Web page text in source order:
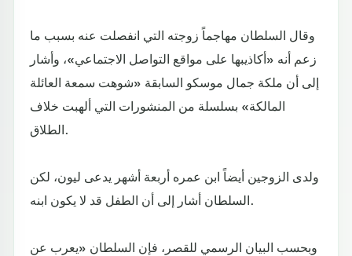
وقال السلطان مهاجماً زوجته التي انفصلت عنه بسبب ما
زعم أنه «أكاذيبها على مواقع التواصل الاجتماعي»، وأشار
إلى أن ملكة جمال موسكو السابقة «شوهت سمعة العائلة
المالكة» بسلسلة من المنشورات التي ألهبت خلاف
الطلاق.
ولدى الزوجين أيضاً ابن عمره أربعة أشهر يدعى ليون، لكن
السلطان أشار إلى أن الطفل قد لا يكون ابنه.
وبحسب البيان الرسمي للقصر، فإن السلطان «يعرب عن